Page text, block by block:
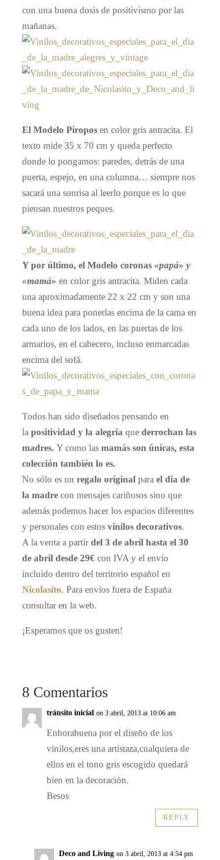
con una buena dosis de positivismo por las
mañanas.
El Modelo Piropos en color gris antracita. El
texto mide 35 x 70 cm y queda perfecto
donde lo pongamos: paredes, detrás de una
puerta, espejo, en una columna… siempre nos
sacará una sonrisa al leerlo porque es lo que
piensan nuestros peques.
Y por último, el Modelo coronas «papá» y
«mamá» en color gris antracita. Miden cada
una aproximadamente 22 x 22 cm y son una
buena idea para ponerlas encima de la cama en
cada uno de los lados, en las puertas de los
armarios, en el cabecero, incluso enmarcadas
encima del sofá.
Todos han sido diseñados pensando en
la positividad y la alegría que derrochan las
madres. Y como las mamás son únicas, esta
colección también lo es.
No sólo es un regalo original para el día de
la madrecon mensajes cariñosos sino que
además podemos hacer los espacios diferentes
y personales con estos vinilos decorativos.
A la venta a partirdel 3 de abril hasta el 30
de abril desde 29€con IVA y el envío
incluido dentro del territorio español en
Nicolasito. Para envíos fuera de España
consultar en la web.
¡Esperamos que os gusten!
8 Comentarios
tránsito inicial on 3 abril, 2013 at 10:06 am
Enhorabuena por el diseño de los
vinilos,eres una artistaza,cualquiera de
ellos en el tono gris escogido quedará
bien en la decoración.
Besos
REPLY
Deco and Living on 3 abril, 2013 at 4:54 pm